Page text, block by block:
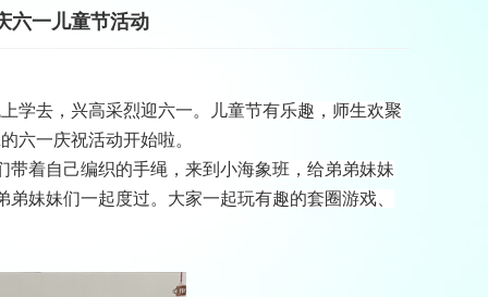
一儿童节活动
学去 ， 兴高采烈迎六一。 儿童节有乐趣 ， 师生欢聚
六一庆祝活动开始啦。
带着自己编织的手绳，来到小海象班，给弟弟妹妹
妹妹们一起度过。大家一起玩有趣的套圈游戏、